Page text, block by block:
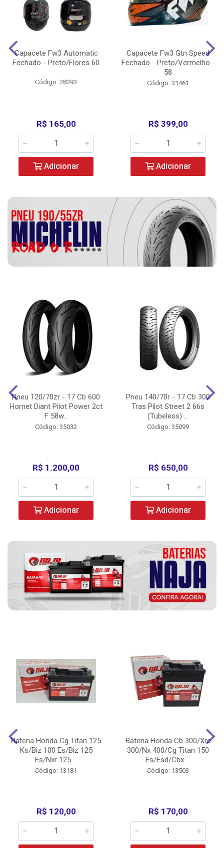
Capacete Fw3 Automatic
Fechado - Preto/Flores 60
Código: 28393
R$ 165,00
Adicionar
Capacete Fw3 Gtn Speed
Fechado - Preto/Vermelho -
58
Código: 31461
R$ 399,00
Adicionar
Pneu 120/70zr - 17 Cb 600
Hornet Diant Pilot Power 2ct
F 58w...
Código: 35032
R$ 1.200,00
Adicionar
Pneu 140/70r - 17 Cb 300
Tras Pilot Street 2 66s
(Tubeless) ...
Código: 35099
R$ 650,00
Adicionar
Bateria Honda Cg Titan 125
Ks/Biz 100 Es/Biz 125
Es/Nxr 125 ...
Código: 13181
R$ 120,00
Bateria Honda Cb 300/Xre
300/Nx 400/Cg Titan 150
Es/Esd/Cbx ...
Código: 13503
R$ 170,00